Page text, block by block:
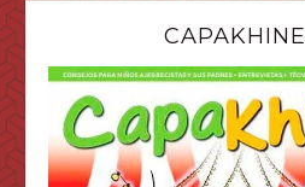
CAPAKHINE